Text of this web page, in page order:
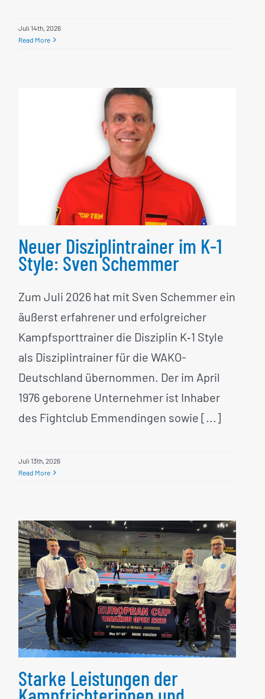
Juli 14th, 2026
Read More
Neuer Disziplintrainer im
K-1 Style: Sven Schemmer
Neuer Disziplintrainer im K-1
Style: Sven Schemmer
Zum Juli 2026 hat mit Sven Schemmer ein
äußerst erfahrener und erfolgreicher
Kampfsporttrainer die Disziplin K‑1 Style
als Disziplintrainer für die WAKO-
Deutschland übernommen. Der im April
1976 geborene Unternehmer ist Inhaber
des Fightclub Emmendingen sowie [...]
Juli 13th, 2026
Read More
Starke Leistungen der
Kampfrichterinnen und
Kampfrichter unter
anspruchsvollen
Bedingungen in Varaždin
Starke Leistungen der